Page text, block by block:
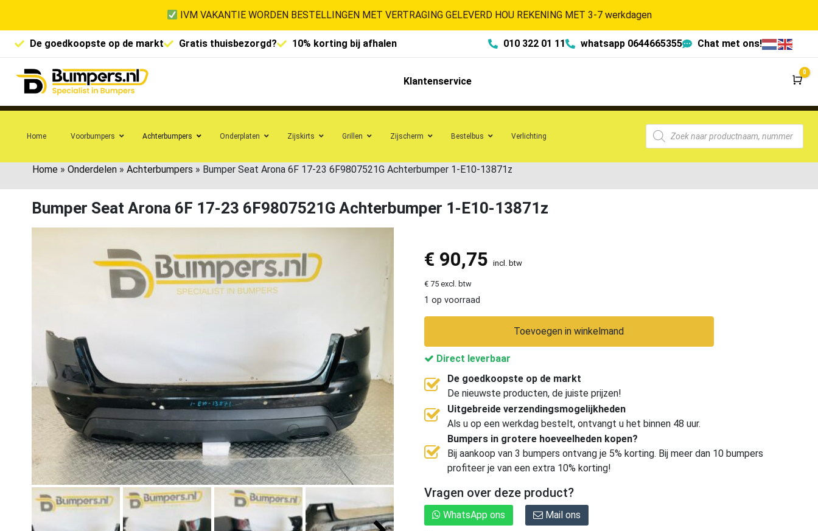
IVM VAKANTIE WORDEN BESTELLINGEN MET VERTRAGING GELEVERD HOU REKENING MET 3-7 werkdagen
De goedkoopste op de markt Gratis thuisbezorgd? 10% korting bij afhalen 010 322 01 11 whatsapp 0644665355 Chat met ons!
Klantenservice
0
Home Voorbumpers Achterbumpers Onderplaten Zijskirts Grillen Zijscherm Bestelbus Verlichting
Home » Onderdelen » Achterbumpers » Bumper Seat Arona 6F 17-23 6F9807521G Achterbumper 1-E10-13871z
Bumper Seat Arona 6F 17-23 6F9807521G Achterbumper 1-E10-13871z
€ 90,75 incl. btw
€ 75 excl. btw
1 op voorraad
Toevoegen in winkelmand
Direct leverbaar
De goedkoopste op de markt
De nieuwste producten, de juiste prijzen!
Uitgebreide verzendingsmogelijkheden
Als u op een werkdag bestelt, ontvangt u het binnen 48 uur.
Bumpers in grotere hoeveelheden kopen?
Bij aankoop van 3 bumpers ontvang je 5% korting. Bij meer dan 10 bumpers
profiteer je van een extra 10% korting!
Vragen over deze product?
WhatsApp ons Mail ons